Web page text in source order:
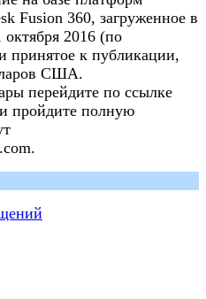
Fusion 360, загруженное в
2016 (по
принятое к публикации,
США.
перейдите по ссылке
пройдите полную